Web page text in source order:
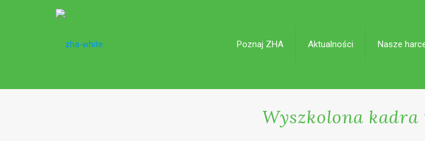
Poznaj ZHA Aktualności Nasze
Wyszkolona